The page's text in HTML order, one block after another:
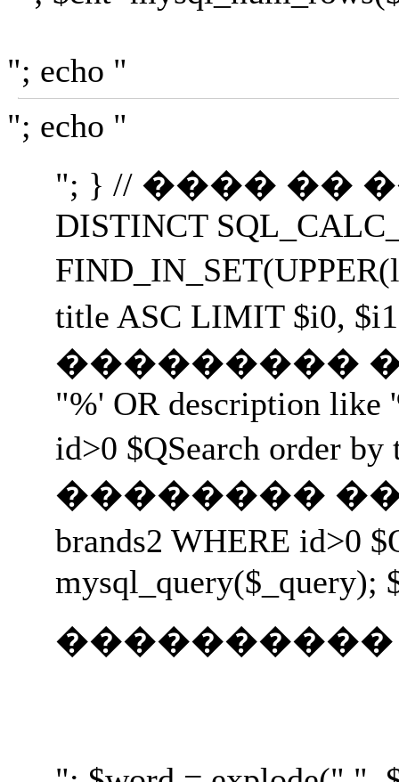
"; echo "
"; echo "
"; } // ���� ��
DISTINCT
title ASC LIMIT
���������
"%' OR description like
id>0 $QSearch
�������� ����
brands2 WHERE
mysql_query($_query);